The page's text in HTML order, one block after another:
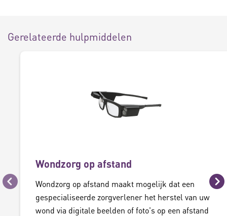
Gerelateerde hulpmiddelen
Vorige
Wondzorg op afstand
Wondzorg op afstand maakt mogelijk dat een
gespecialiseerde zorgverlener het herstel van uw
wond via digitale beelden of foto's op een afstand